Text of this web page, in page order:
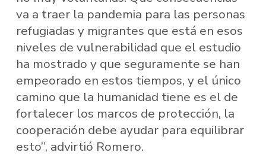
va a traer la pandemia para las personas
refugiadas y migrantes que está en esos
niveles de vulnerabilidad que el estudio
ha mostrado y que seguramente se han
empeorado en estos tiempos, y el único
camino que la humanidad tiene es el de
fortalecer los marcos de protección, la
cooperación debe ayudar para equilibrar
esto”, advirtió Romero.